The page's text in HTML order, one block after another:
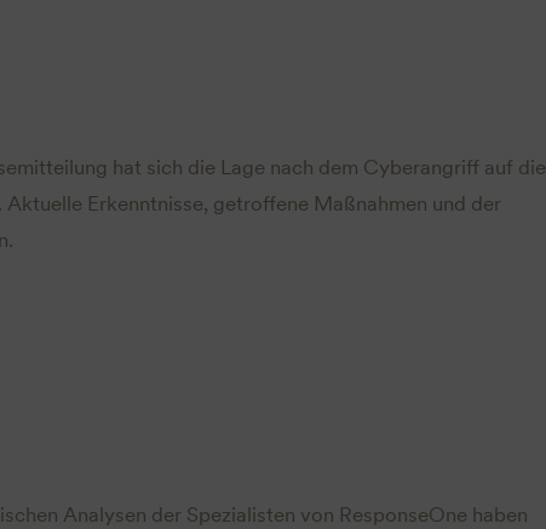
hat sich die Lage nach dem Cyberangriff auf die
Erkenntnisse, getroffene Maßnahmen und der
Analysen der Spezialisten von ResponseOne haben